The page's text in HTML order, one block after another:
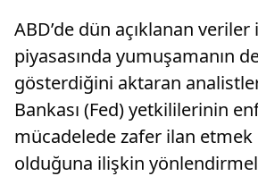
ABD’de dün açıklanan veriler
piyasasında yumuşamanın
gösterdiğini aktaran
Bankası (Fed) yetkililerinin
mücadelede zafer ilan
olduğuna ilişkin